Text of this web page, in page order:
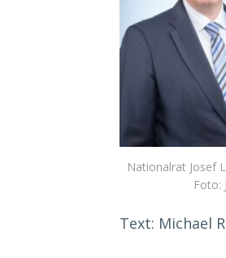
Nationalrat Josef
Foto:
Text: Michael